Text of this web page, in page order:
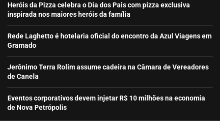
Heróis da Pizza celebra o Dia dos Pais com pizza exclusiva
inspirada nos maiores heróis da família
Rede Laghetto é hotelaria oficial do encontro da Azul Viagens em
Gramado
Jerônimo Terra Rolim assume cadeira na Câmara de Vereadores
de Canela
Eventos corporativos devem injetar R$ 10 milhões na economia
de Nova Petrópolis